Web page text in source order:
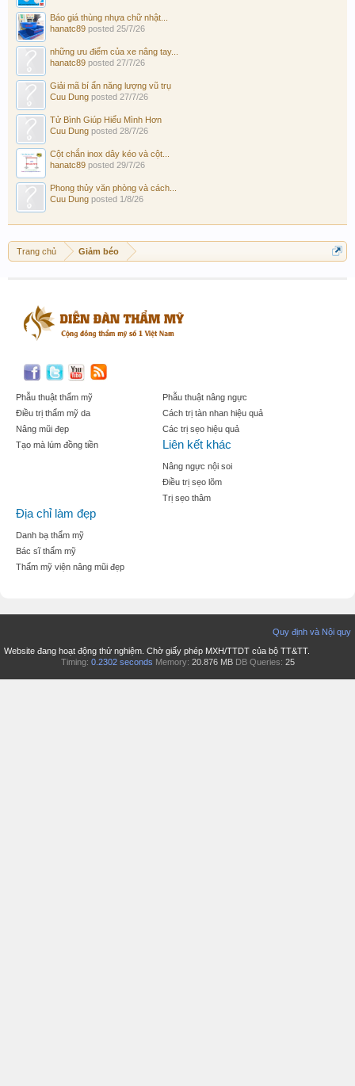
Báo giá thùng nhựa chữ nhật...
hanatc89 posted 25/7/26
những ưu điểm của xe nâng tay...
hanatc89 posted 27/7/26
Giải mã bí ẩn năng lượng vũ trụ
Cuu Dung posted 27/7/26
Tử Bình Giúp Hiểu Mình Hơn
Cuu Dung posted 28/7/26
Cột chắn inox dây kéo và cột...
hanatc89 posted 29/7/26
Phong thủy văn phòng và cách...
Cuu Dung posted 1/8/26
Trang chủ Giảm béo
Phẫu thuật thẩm mỹ
Điều trị thẩm mỹ da
Nâng mũi đẹp
Tạo mà lúm đồng tiền
Phẫu thuật nâng ngực
Cách trị tàn nhan hiệu quả
Các trị sẹo hiệu quả
Liên kết khác
Nâng ngực nội soi
Điều trị sẹo lõm
Trị sẹo thâm
Địa chỉ làm đẹp
Danh bạ thẩm mỹ
Bác sĩ thẩm mỹ
Thẩm mỹ viện nâng mũi đẹp
Quy định và Nội quy
Website đang hoạt động thử nghiệm. Chờ giấy phép MXH/TTDT của bộ TT&TT.
Timing: 0.2302 seconds Memory: 20.876 MB DB Queries: 25